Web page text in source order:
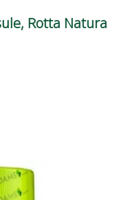
Rotta Natura